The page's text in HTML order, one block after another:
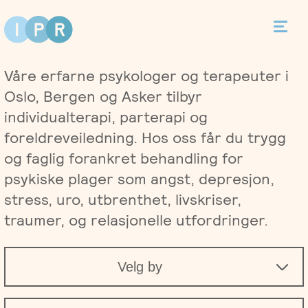
Kontakt
Terapi
Individualterapi
Priser
Asker
Bergen
Behandlere
Kurs
Våre erfarne psykologer og terapeuter i
Oslo, Bergen og Asker tilbyr
individualterapi, parterapi og
foreldreveiledning. Hos oss får du trygg
og faglig forankret behandling for
psykiske plager som angst, depresjon,
stress, uro, utbrenthet, livskriser,
traumer, og relasjonelle utfordringer.
Velg by